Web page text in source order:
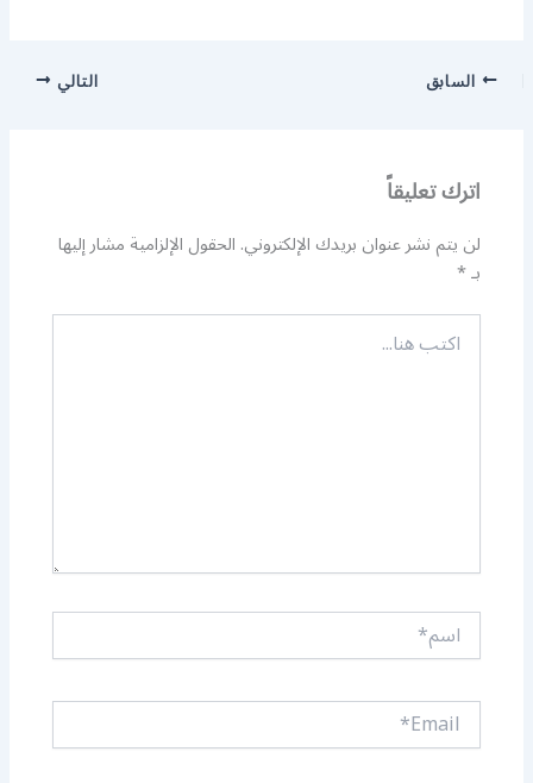
السابق التالي
اترك تعليقاً
لن يتم نشر عنوان بريدك الإلكتروني.الحقول الإلزامية مشار إليها
بـ*
اكتب
هنا...
اسم*
Email*